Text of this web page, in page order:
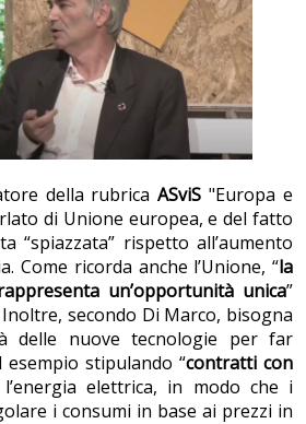
della rubricaASviS "Europa e
di Unione europea, e del fatto
“spiazzata” rispetto all’aumento
Come ricorda anche l’Unione, “la
un’opportunità unica”
secondo Di Marco, bisogna
delle nuove tecnologie per far
stipulando “contratti con
elettrica, in modo che i
i consumi in base ai prezzi in